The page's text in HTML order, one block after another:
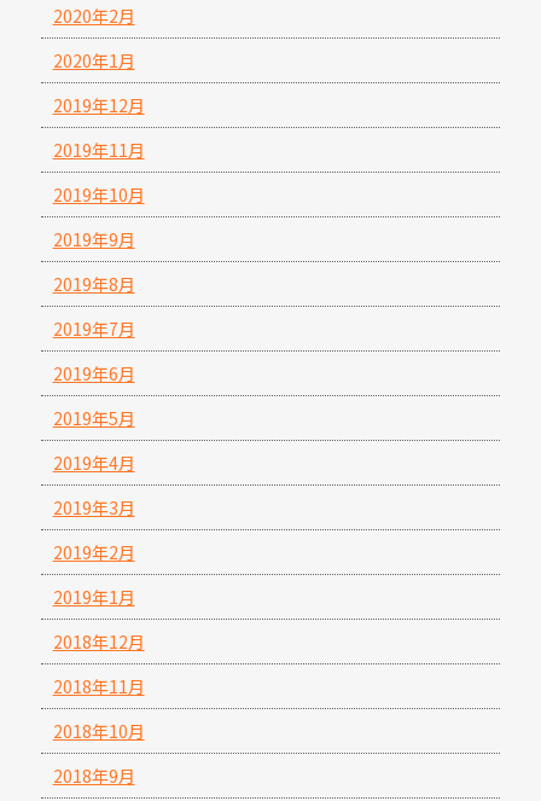
2020年2月
2020年1月
2019年12月
2019年11月
2019年10月
2019年9月
2019年8月
2019年7月
2019年6月
2019年5月
2019年4月
2019年3月
2019年2月
2019年1月
2018年12月
2018年11月
2018年10月
2018年9月